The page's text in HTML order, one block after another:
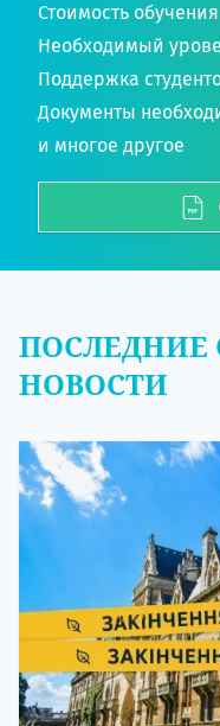
Стоимость обучения
Необходимый
Поддержка
Документы
и многое другое
ПОСЛЕДНИЕ
НОВОСТИ